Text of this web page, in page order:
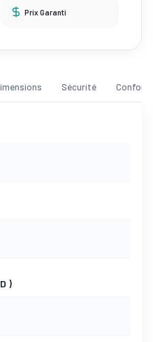
Prix Garanti
Sécurité Confort
)